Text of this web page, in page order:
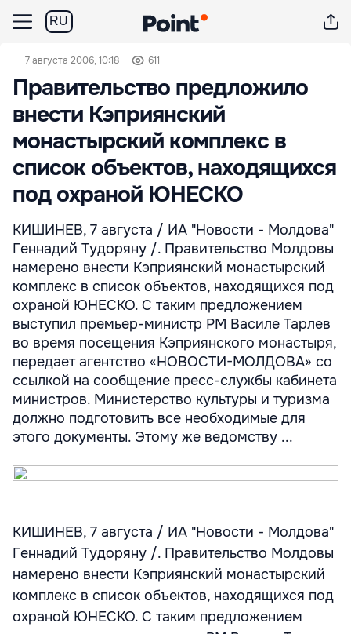
RU
7 августа 2006, 10:18 611
Правительство предложило
внести Кэприянский
монастырский комплекс в
список объектов, находящихся
под охраной ЮНЕСКО
КИШИНЕВ, 7 августа / ИА "Новости - Молдова"
Геннадий Тудоряну /. Правительство Молдовы
намерено внести Кэприянский монастырский
комплекс в список объектов, находящихся под
охраной ЮНЕСКО. С таким предложением
выступил премьер-министр РМ Василе Тарлев
во время посещения Кэприянского монастыря,
передает агентство «НОВОСТИ-МОЛДОВА» со
ссылкой на сообщение пресс-службы кабинета
министров. Министерство культуры и туризма
должно подготовить все необходимые для
этого документы. Этому же ведомству ...
КИШИНЕВ, 7 августа / ИА "Новости - Молдова"
Геннадий Тудоряну /. Правительство Молдовы
намерено внести Кэприянский монастырский
комплекс в список объектов, находящихся под
охраной ЮНЕСКО. С таким предложением